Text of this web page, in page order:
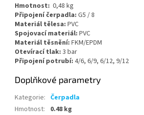
Hmotnost: 0,48 kg
Připojení čerpadla: G5 / 8
Materiál tělesa: PVC
Spojovací materiál: PVC
Materiál těsnění: FKM/EPDM
Otevírací tlak: 3 bar
Připojení potrubí: 4/6, 6/9, 6/12, 9/12
Doplňkové parametry
Kategorie: Čerpadla
Hmotnost: 0.48 kg